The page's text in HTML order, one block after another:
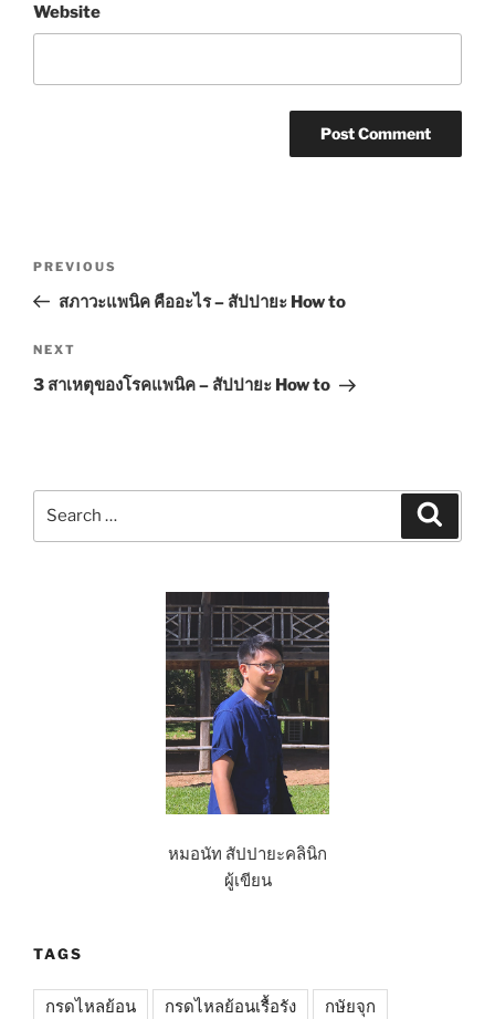
Website
Previous
Post
PREVIOUS
สภาวะแพนิค คืออะไร – สัปปายะ How to
Next
Post
NEXT
3 สาเหตุของโรคแพนิค – สัปปายะ How to
หมอนัท สัปปายะคลินิก
ผู้เขียน
TAGS
กรดไหลย้อน กรดไหลย้อนเรื้อรัง กษัยจุก